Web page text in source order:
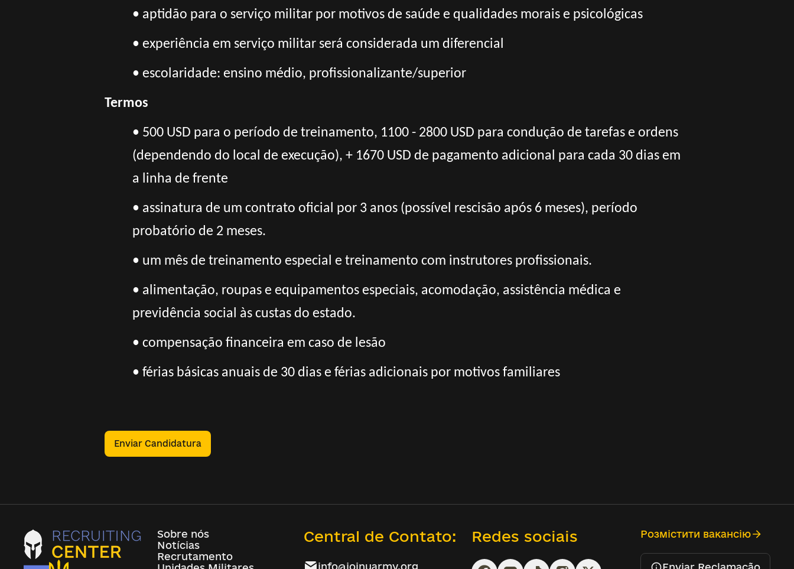
• aptidão para o serviço militar por motivos de saúde e qualidades morais e psicológicas
• experiência em serviço militar será considerada um diferencial
• escolaridade: ensino médio, profissionalizante/superior
Termos
• 500 USD para o período de treinamento, 1100 - 2800 USD para condução de tarefas e ordens
(dependendo do local de execução), + 1670 USD de pagamento adicional para cada 30 dias em
a linha de frente
• assinatura de um contrato oficial por 3 anos (possível rescisão após 6 meses), período
probatório de 2 meses.
• um mês de treinamento especial e treinamento com instrutores profissionais.
• alimentação, roupas e equipamentos especiais, acomodação, assistência médica e
previdência social às custas do estado.
• compensação financeira em caso de lesão
• férias básicas anuais de 30 dias e férias adicionais por motivos familiares
Enviar Candidatura
Sobre nós
Notícias
Recrutamento
Central de Contato:
info@joinuarmy.org
Redes sociais Розмістити вакансію